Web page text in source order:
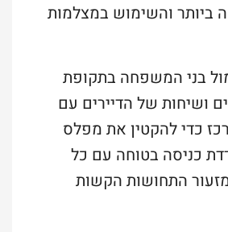
ביותר והשימוש במצלמות
בני המשפחה בתקופת
ושיחות של הדיירים עם
כדי להקטין את מפלס
כניסה בטוחה עם כל
התחושות הקשות